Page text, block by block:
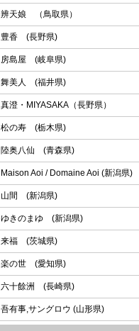
辨天娘 （鳥取県）
豊香 (長野県)
房島屋 (岐阜県)
舞美人 (福井県)
真澄・MIYASAKA（長野県）
松の寿 (栃木県)
陸奥八仙 (青森県)
Maison Aoi / Domaine Aoi (新潟県)
山間 (新潟県)
ゆきのまゆ (新潟県)
来福 (茨城県)
楽の世 (愛知県)
六十餘洲 (長崎県)
吾有事,サングロウ (山形県)